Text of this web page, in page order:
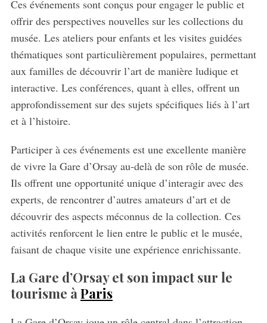
Ces événements sont conçus pour engager le public et
offrir des perspectives nouvelles sur les collections du
musée. Les ateliers pour enfants et les visites guidées
thématiques sont particulièrement populaires, permettant
aux familles de découvrir l’art de manière ludique et
interactive. Les conférences, quant à elles, offrent un
approfondissement sur des sujets spécifiques liés à l’art
et à l’histoire.
Participer à ces événements est une excellente manière
de vivre la Gare d’Orsay au-delà de son rôle de musée.
Ils offrent une opportunité unique d’interagir avec des
experts, de rencontrer d’autres amateurs d’art et de
découvrir des aspects méconnus de la collection. Ces
activités renforcent le lien entre le public et le musée,
faisant de chaque visite une expérience enrichissante.
La Gare d’Orsay et son impact sur le
tourisme à Paris